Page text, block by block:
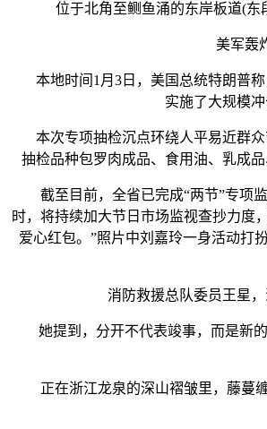
位于北角至鲗鱼涌的东岸板道(东段
美军轰炸
本地时间1月3日，美国总统特朗普称
实施了大规模
本次专项抽检沉点环绕人平易近群众
抽检品种包罗肉成品、食用油、乳成
截至目前，全省已完成“两节”专项监
时，将持续加大节日市场监视查抄力度
爱心红包。”照片中刘嘉玲一身活动打
消防救援总队委员王星，
她提到，分开不代表竣事，而是新的
正在浙江龙泉的深山褶皱里，藤蔓缠